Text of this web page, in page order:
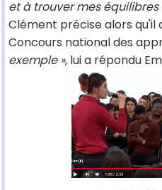
et à trouver mes
Clément précise alors qu'il
Concours national des
exemple », lui a répondu